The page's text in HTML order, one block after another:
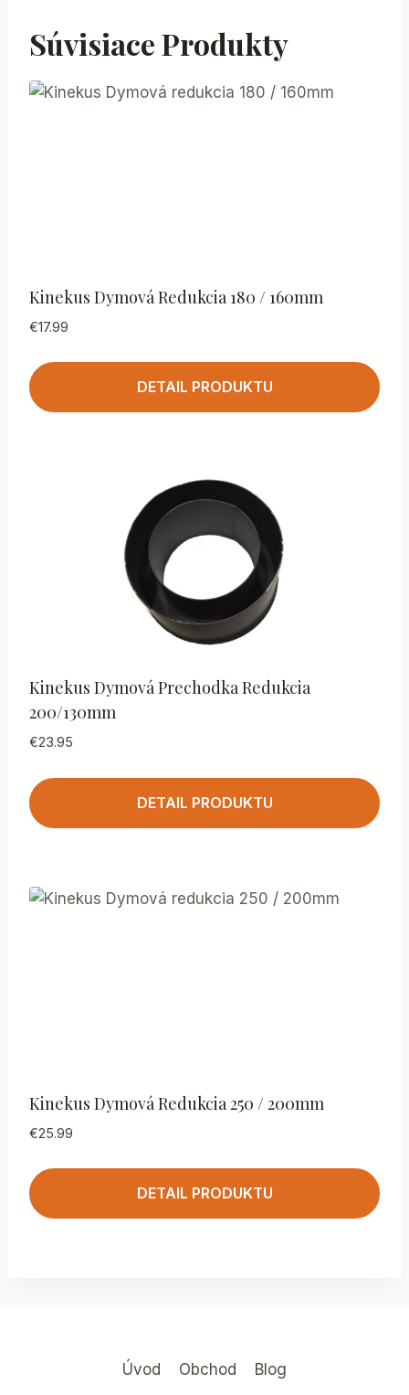
Súvisiace Produkty
Kinekus Dymová Redukcia 180 / 160mm
€17.99
DETAIL PRODUKTU
Kinekus Dymová Prechodka Redukcia
200/130mm
€23.95
DETAIL PRODUKTU
Kinekus Dymová Redukcia 250 / 200mm
€25.99
DETAIL PRODUKTU
Úvod Obchod
Blog